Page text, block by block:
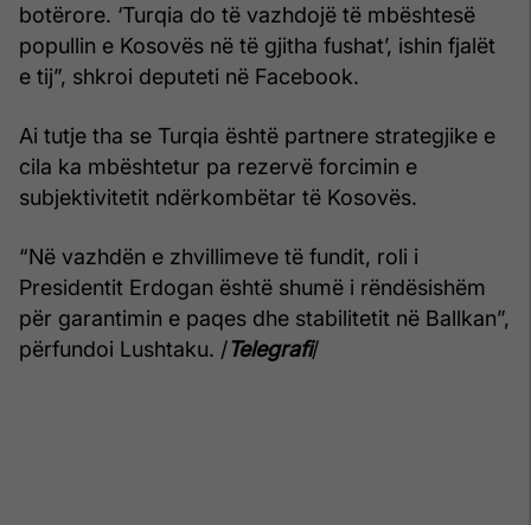
botërore. ‘Turqia do të vazhdojë të mbështesë
popullin e Kosovës në të gjitha fushat’, ishin fjalët
e tij”, shkroi deputeti në Facebook.
Ai tutje tha se Turqia është partnere strategjike e
cila ka mbështetur pa rezervë forcimin e
subjektivitetit ndërkombëtar të Kosovës.
“Në vazhdën e zhvillimeve të fundit, roli i
Presidentit Erdogan është shumë i rëndësishëm
për garantimin e paqes dhe stabilitetit në Ballkan”,
përfundoi Lushtaku. /Telegrafi/